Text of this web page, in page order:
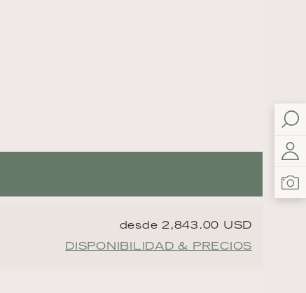
desde 2,843.00 USD
DISPONIBILIDAD & PRECIOS